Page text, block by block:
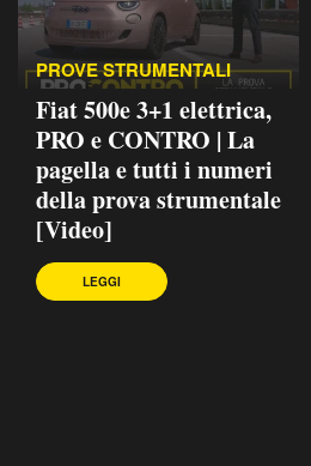
PROVE STRUMENTALI
Fiat 500e 3+1 elettrica,
PRO e CONTRO | La
pagella e tutti i numeri
della prova strumentale
[Video]
LEGGI